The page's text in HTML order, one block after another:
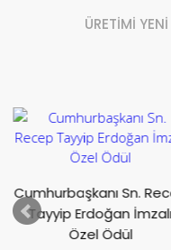
ÜRETİMİ
Cumhurbaşkanı Sn.
Tayyip Erdoğan İmzalı
Özel Ödül